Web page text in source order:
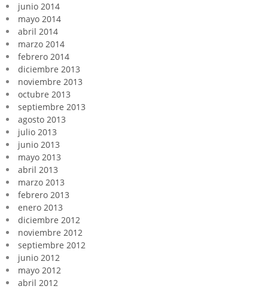
junio 2014
mayo 2014
abril 2014
marzo 2014
febrero 2014
diciembre 2013
noviembre 2013
octubre 2013
septiembre 2013
agosto 2013
julio 2013
junio 2013
mayo 2013
abril 2013
marzo 2013
febrero 2013
enero 2013
diciembre 2012
noviembre 2012
septiembre 2012
junio 2012
mayo 2012
abril 2012